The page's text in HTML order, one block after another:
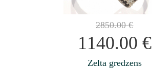
2850.00€
1140.00 €
Zelta gredzens